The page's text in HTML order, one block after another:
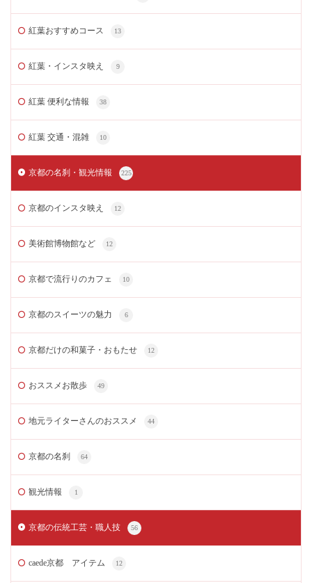
紅葉おすすめコース 13
紅葉・インスタ映え 9
紅葉 便利な情報 38
紅葉 交通・混雑 10
京都の名刹・観光情報 225
京都のインスタ映え 12
美術館博物館など 12
京都で流行りのカフェ 10
京都のスイーツの魅力 6
京都だけの和菓子・おもたせ 12
おススメお散歩 49
地元ライターさんのおススメ 44
京都の名刹 64
観光情報 1
京都の伝統工芸・職人技 56
caede京都 アイテム 12